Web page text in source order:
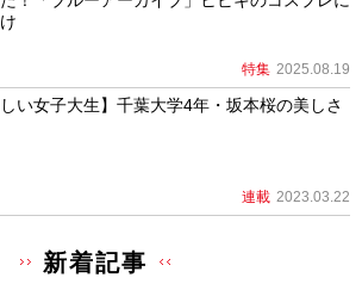
特集 2025.08.19
しい女子大生】千葉大学4年・坂本桜の美しさ
連載 2023.03.22
新着記事